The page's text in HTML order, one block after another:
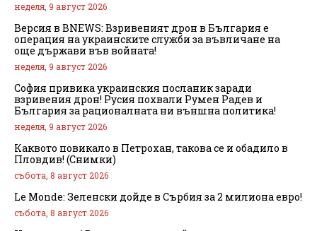
неделя, 9 август 2026
Версия в BNEWS: Взривеният дрон в България е
операция на украинските служби за въвличане на
още държави във войната!
неделя, 9 август 2026
София привика украинския посланик заради
взривения дрон! Русия похвали Румен Радев и
България за рационалната ни външна политика!
неделя, 9 август 2026
Каквото повикало в Петрохан, такова се и обадило в
Пловдив! (Снимки)
събота, 8 август 2026
Le Monde: Зеленски дойде в Сърбия за 2 милиона евро!
събота, 8 август 2026